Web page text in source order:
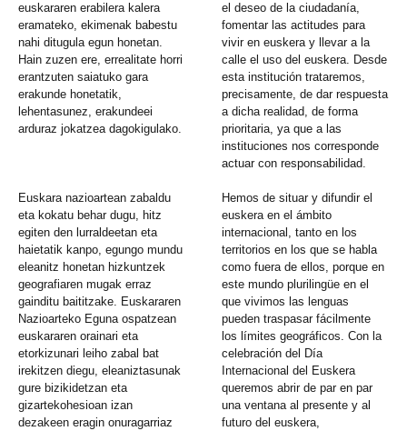
euskararen erabilera kalera
eramateko, ekimenak babestu
nahi ditugula egun honetan.
Hain zuzen ere, errealitate horri
erantzuten saiatuko gara
erakunde honetatik,
lehentasunez, erakundeei
arduraz jokatzea dagokigulako.
el deseo de la ciudadanía,
fomentar las actitudes para
vivir en euskera y llevar a la
calle el uso del euskera. Desde
esta institución trataremos,
precisamente, de dar respuesta
a dicha realidad, de forma
prioritaria, ya que a las
instituciones nos corresponde
actuar con responsabilidad.
Euskara nazioartean zabaldu
eta kokatu behar dugu, hitz
egiten den lurraldeetan eta
haietatik kanpo, egungo mundu
eleanitz honetan hizkuntzek
geografiaren mugak erraz
gainditu baititzake. Euskararen
Nazioarteko Eguna ospatzean
euskararen orainari eta
etorkizunari leiho zabal bat
irekitzen diegu, eleaniztasunak
gure bizikidetzan eta
gizartekohesioan izan
dezakeen eragin onuragarriaz
Hemos de situar y difundir el
euskera en el ámbito
internacional, tanto en los
territorios en los que se habla
como fuera de ellos, porque en
este mundo plurilingüe en el
que vivimos las lenguas
pueden traspasar fácilmente
los límites geográficos. Con la
celebración del Día
Internacional del Euskera
queremos abrir de par en par
una ventana al presente y al
futuro del euskera,